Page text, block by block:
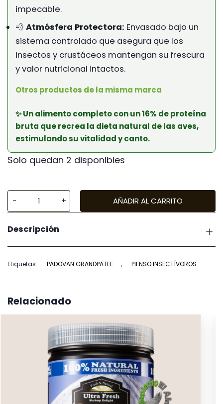
impecable.
💨 Atmósfera Protectora: Envasado bajo un
sistema controlado que asegura que los
insectos y crustáceos mantengan su frescura
y valor nutricional intactos.
Otros productos de la misma marca
✨ Un alimento completo con un 16% de proteína
bruta que recrea la dieta natural de las aves,
estimulando su vitalidad y canto.
Solo quedan 2 disponibles
Padovan
Insectes
cantidad
AÑADIR AL CARRITO
Descripción
Etiquetas: PADOVAN GRANDPATEE , PIENSO INSECTÍVOROS
Relacionado